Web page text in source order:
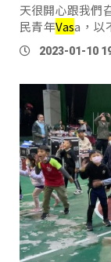
天很開心跟我們
民青年Vasa，以
亙樂團團長少多
ARE是什麼意思
2023-01-10